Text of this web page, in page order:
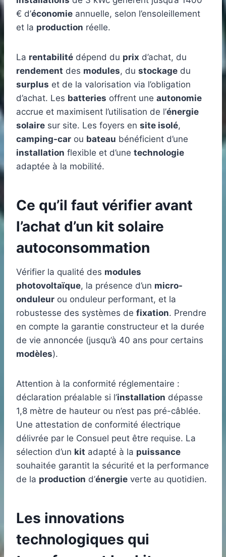
€ d’économie annuelle, selon l’ensoleillement
et la production réelle.
La rentabilité dépend du prix d’achat, du
rendement des modules, du stockage du
surplus et de la valorisation via l’obligation
d’achat. Les batteries offrent une autonomie
accrue et maximisent l’utilisation de l’énergie
solaire sur site. Les foyers en site isolé,
camping-car ou bateau bénéficient d’une
installation flexible et d’une technologie
adaptée à la mobilité.
Ce qu’il faut vérifier avant
l’achat d’un kit solaire
autoconsommation
Vérifier la qualité des modules
photovoltaïque, la présence d’un micro-
onduleur ou onduleur performant, et la
robustesse des systèmes de fixation. Prendre
en compte la garantie constructeur et la durée
de vie annoncée (jusqu’à 40 ans pour certains
modèles).
Attention à la conformité réglementaire :
déclaration préalable si l’installation dépasse
1,8 mètre de hauteur ou n’est pas pré-câblée.
Une attestation de conformité électrique
délivrée par le Consuel peut être requise. La
sélection d’un kit adapté à la puissance
souhaitée garantit la sécurité et la performance
de la production d’énergie verte au quotidien.
Les innovations
technologiques qui